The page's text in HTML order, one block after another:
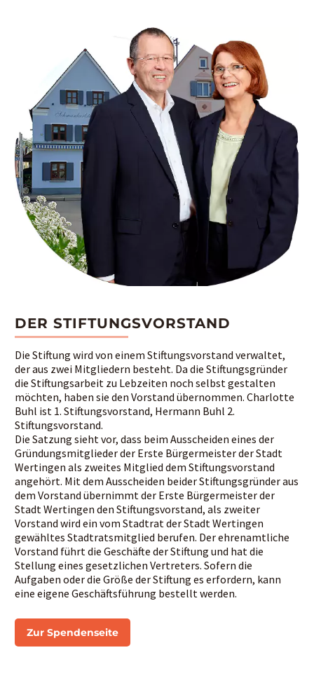
DER STIFTUNGSVORSTAND
Die Stiftung wird von einem Stiftungsvorstand verwaltet,
der aus zwei Mitgliedern besteht. Da die Stiftungsgründer
die Stiftungsarbeit zu Lebzeiten noch selbst gestalten
möchten, haben sie den Vorstand übernommen. Charlotte
Buhl ist 1. Stiftungsvorstand, Hermann Buhl 2.
Stiftungsvorstand.
Die Satzung sieht vor, dass beim Ausscheiden eines der
Gründungsmitglieder der Erste Bürgermeister der Stadt
Wertingen als zweites Mitglied dem Stiftungsvorstand
angehört. Mit dem Ausscheiden beider Stiftungsgründer aus
dem Vorstand übernimmt der Erste Bürgermeister der
Stadt Wertingen den Stiftungsvorstand, als zweiter
Vorstand wird ein vom Stadtrat der Stadt Wertingen
gewähltes Stadtratsmitglied berufen. Der ehrenamtliche
Vorstand führt die Geschäfte der Stiftung und hat die
Stellung eines gesetzlichen Vertreters. Sofern die
Aufgaben oder die Größe der Stiftung es erfordern, kann
eine eigene Geschäftsführung bestellt werden.
Zur Spendenseite